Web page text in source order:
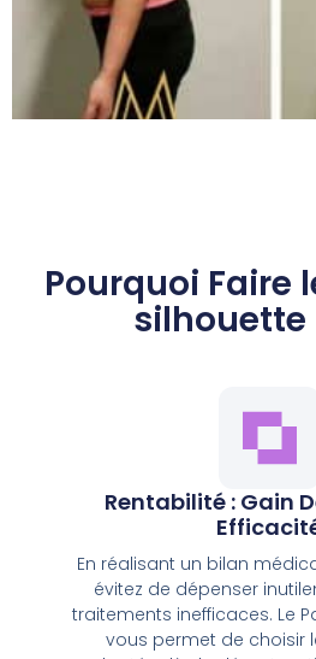
Pourquoi Faire
silhouette
Rentabilité : Gain
En réalisant un bilan
évitez de dépenser
traitements inefficaces. Le
vous permet de choisir